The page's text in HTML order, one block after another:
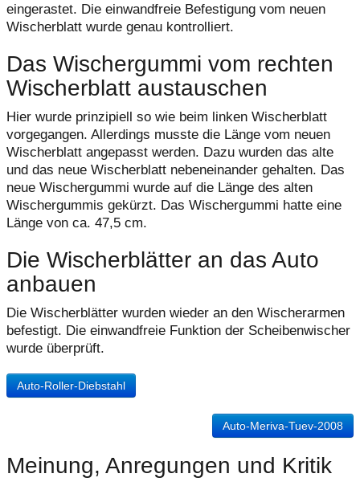
eingerastet. Die einwandfreie Befestigung vom neuen
Wischerblatt wurde genau kontrolliert.
Das Wischergummi vom rechten
Wischerblatt austauschen
Hier wurde prinzipiell so wie beim linken Wischerblatt
vorgegangen. Allerdings musste die Länge vom neuen
Wischerblatt angepasst werden. Dazu wurden das alte
und das neue Wischerblatt nebeneinander gehalten. Das
neue Wischergummi wurde auf die Länge des alten
Wischergummis gekürzt. Das Wischergummi hatte eine
Länge von ca. 47,5 cm.
Die Wischerblätter an das Auto
anbauen
Die Wischerblätter wurden wieder an den Wischerarmen
befestigt. Die einwandfreie Funktion der Scheibenwischer
wurde überprüft.
Auto-Roller-Diebstahl
Auto-Meriva-Tuev-2008
Meinung, Anregungen und Kritik